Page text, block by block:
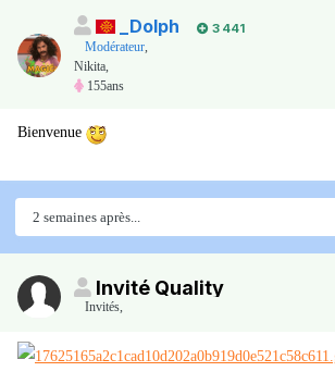
_Dolph
3 441
Modérateur,
Nikita,
155ans
Bienvenue
2 semaines après...
Invité Quality
Invités,